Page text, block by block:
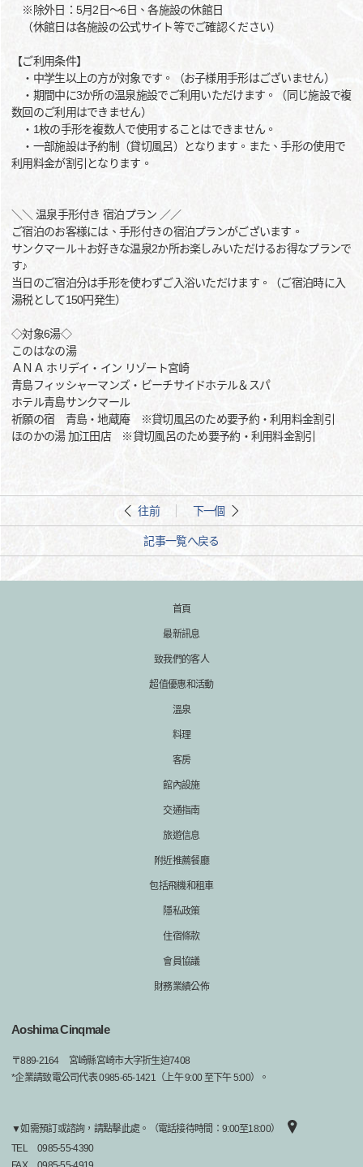
※除外日：5月2日～6日、各施設の休館日
（休館日は各施設の公式サイト等でご確認ください）
【ご利用条件】
・中学生以上の方が対象です。（お子様用手形はございません）
・期間中に3か所の温泉施設でご利用いただけます。（同じ施設で複
数回のご利用はできません）
・1枚の手形を複数人で使用することはできません。
・一部施設は予約制（貸切風呂）となります。また、手形の使用で
利用料金が割引となります。
＼＼ 温泉手形付き 宿泊プラン ／／
ご宿泊のお客様には、手形付きの宿泊プランがございます。
サンクマール＋お好きな温泉2か所お楽しみいただけるお得なプランで
す♪
当日のご宿泊分は手形を使わずご入浴いただけます。（ご宿泊時に入
湯税として150円発生）
◇対象6湯◇
このはなの湯
ＡＮＡ ホリデイ・イン リゾート宮崎
青島フィッシャーマンズ・ビーチサイドホテル＆スパ
ホテル青島サンクマール
祈願の宿 青島・地蔵庵 ※貸切風呂のため要予約・利用料金割引
ほのかの湯 加江田店 ※貸切風呂のため要予約・利用料金割引
往前 下一個
記事一覧へ戻る
首頁
最新訊息
致我們的客人
超值優惠和活動
溫泉
料理
客房
館內設施
交通指南
旅遊信息
附近推薦餐廳
包括飛機和租車
隱私政策
住宿條款
會員協議
財務業績公佈
Aoshima Cinqmale
〒889-2164
宮崎縣宮崎市大字折生迫7408
*企業請致電公司代表 0985-65-1421（上午 9:00 至下午 5:00）。
▼如需預訂或諮詢，請點擊此處。（電話接待時間：9:00至18:00）
TEL
0985-55-4390